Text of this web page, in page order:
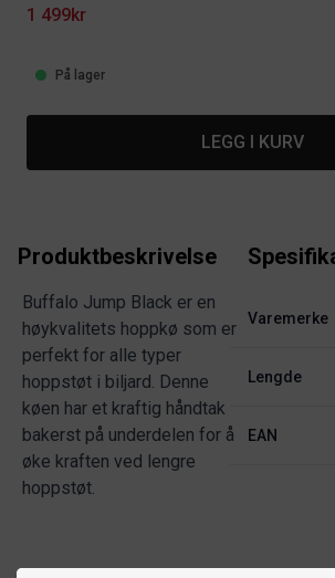
Product information
1 499kr
På lager
LEGG I KURV
Produktbeskrivelse
Buffalo Jump Black er en
høykvalitets hoppkø som er
perfekt for alle typer
hoppstøt i biljard. Denne
køen har et kraftig håndtak
bakerst på underdelen for å
øke kraften ved lengre
hoppstøt.
Varemerke
Lengde
EAN